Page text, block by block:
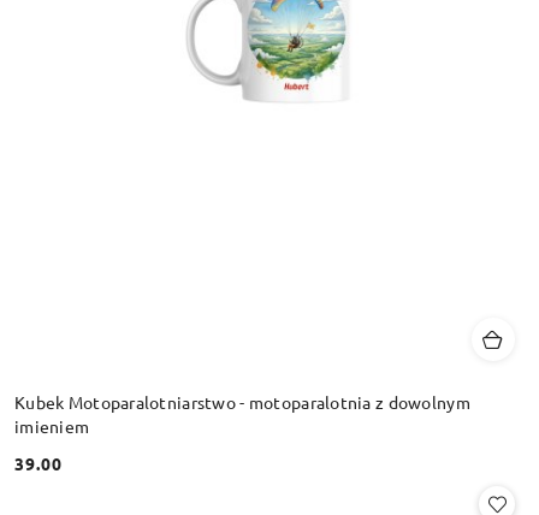
Kubek Motoparalotniarstwo - motoparalotnia z dowolnym
imieniem
Cena:
39.00